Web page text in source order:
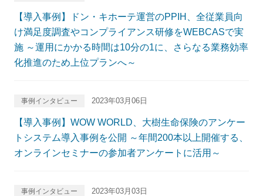
【導入事例】ドン・キホーテ運営のPPIH、全従業員向
け満足度調査やコンプライアンス研修をWEBCASで実
施 ～運用にかかる時間は10分の1に、さらなる業務効率
化推進のため上位プランへ～
事例インタビュー 2023年03月06日
【導入事例】WOW WORLD、大樹生命保険のアンケー
トシステム導入事例を公開 ～年間200本以上開催する、
オンラインセミナーの参加者アンケートに活用～
事例インタビュー 2023年03月03日